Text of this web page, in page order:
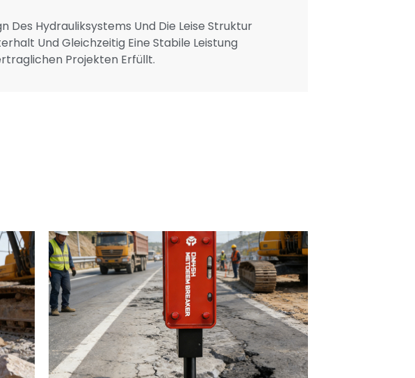
Des Hydrauliksystems Und Die Leise Struktur
Und Gleichzeitig Eine Stabile Leistung
Projekten Erfüllt.